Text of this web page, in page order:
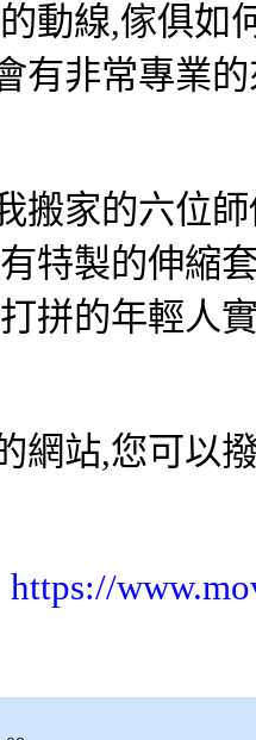
動線,傢俱如
有非常專業
搬家的六位
特製的伸縮
拼的年輕人
網站,您可以
https://